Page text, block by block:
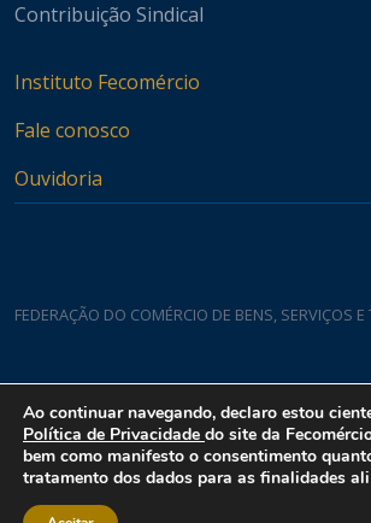
Contribuição Sindical
Instituto Fecomércio
Fale conosco
Ouvidoria
FEDERAÇÃO DO COMÉRCIO DE BENS, SERVIÇOS
Rua Padre João Damasceno, 1935 - Lagoa Nova
Ao continuar navegando, declaro estou
Política de Privacidade do site da
bem como manifesto o consentimento
tratamento dos dados para as finalidades